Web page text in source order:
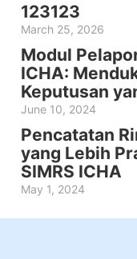
123123
March 25, 2026
Modul
ICHA:
Keputusan
June 10, 2024
Pencatatan
yang Lebih
SIMRS ICHA
May 1, 2024